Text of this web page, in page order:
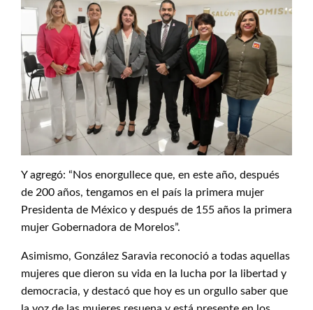
Y agregó: “Nos enorgullece que, en este año, después
de 200 años, tengamos en el país la primera mujer
Presidenta de México y después de 155 años la primera
mujer Gobernadora de Morelos”.
Asimismo, González Saravia reconoció a todas aquellas
mujeres que dieron su vida en la lucha por la libertad y
democracia, y destacó que hoy es un orgullo saber que